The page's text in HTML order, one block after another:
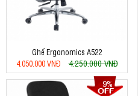
Ghế Ergonomics A522
4.050.000 VNĐ
4.250.000 VNĐ
9%